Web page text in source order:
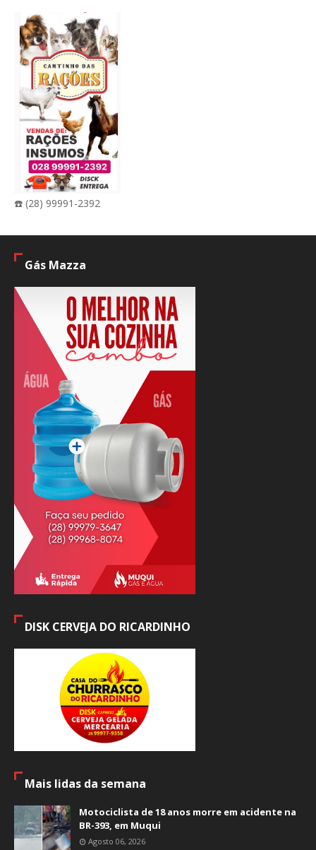
☎️ (28) 99991-2392
Gás Mazza
DISK CERVEJA DO RICARDINHO
Mais lidas da semana
Motociclista de 18 anos morre em acidente na
BR-393, em Muqui
Agosto 06, 2026